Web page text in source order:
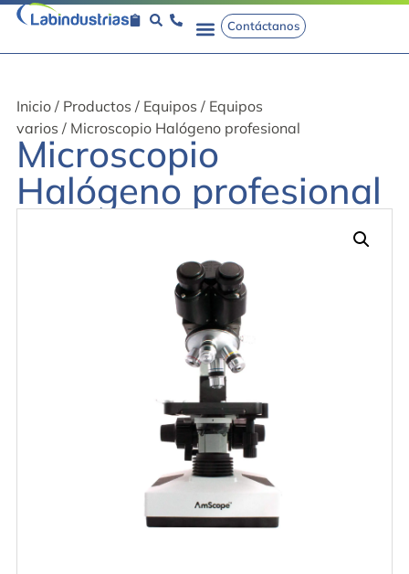
Contáctanos
Inicio/ Productos / Equipos / Equipos
varios / Microscopio Halógeno profesional
Microscopio
Halógeno profesional